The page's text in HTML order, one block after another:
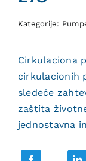
Kategorije:
Cirkulaciona
cirkulacionih
sledeće
zaštita
jednostavna